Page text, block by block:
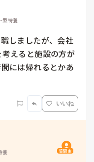
型特養
しましたが、会社
えると施設の方が
には帰れるとかあ
いいね
養 質問主